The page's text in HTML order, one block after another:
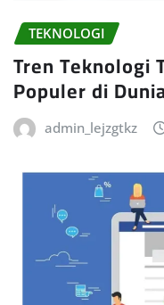
TEKNOLOGI
Tren Teknologi
Populer di
admin_lejzgtkz